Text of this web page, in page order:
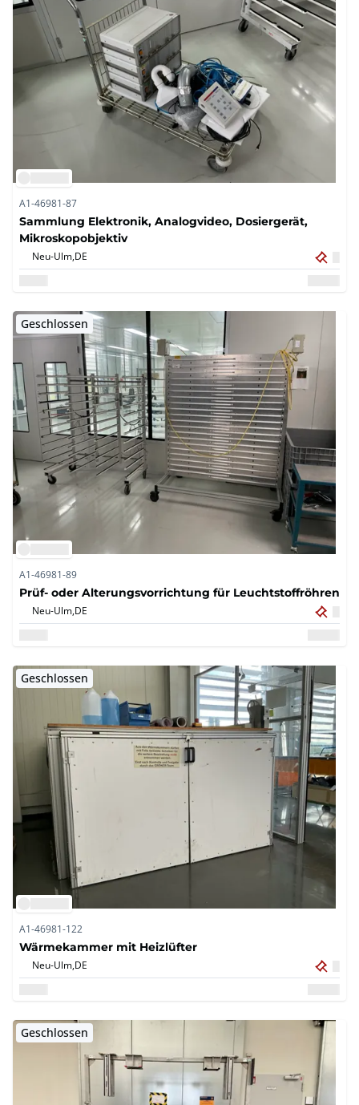
A1-46981-87
Sammlung Elektronik, Analogvideo, Dosiergerät,
Mikroskopobjektiv
Neu-Ulm,DE
Geschlossen
A1-46981-89
Prüf- oder Alterungsvorrichtung für Leuchtstoffröhren
Neu-Ulm,DE
Geschlossen
A1-46981-122
Wärmekammer mit Heizlüfter
Neu-Ulm,DE
Geschlossen